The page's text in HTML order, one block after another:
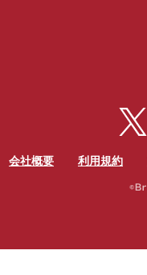
会社概要 利用規約